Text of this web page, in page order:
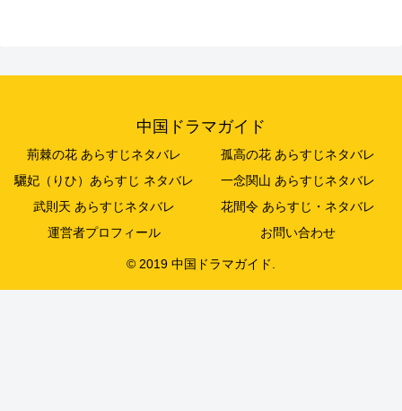
中国ドラマガイド
荊棘の花 あらすじネタバレ
孤高の花 あらすじネタバレ
驪妃（りひ）あらすじ ネタバレ
一念関山 あらすじネタバレ
武則天 あらすじネタバレ
花間令 あらすじ・ネタバレ
運営者プロフィール
お問い合わせ
© 2019 中国ドラマガイド.